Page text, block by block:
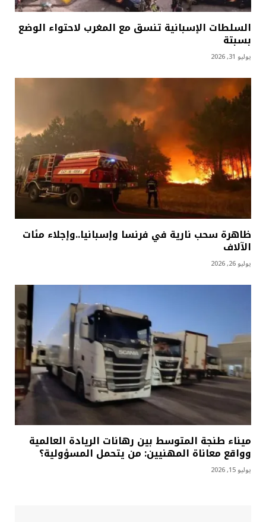
السلطات الإسبانية تنسق مع المغرب لاحتواء الوضع
بسبتة
يوليو 31, 2026
ظاهرة سحب نارية في فرنسا وإسبانيا..وإجلاء مئات
الآلاف
يوليو 26, 2026
ميناء طنجة المتوسط بين رهانات الريادة العالمية
وواقع معاناة المهنيين: من يتحمل المسؤولية؟
يوليو 15, 2026